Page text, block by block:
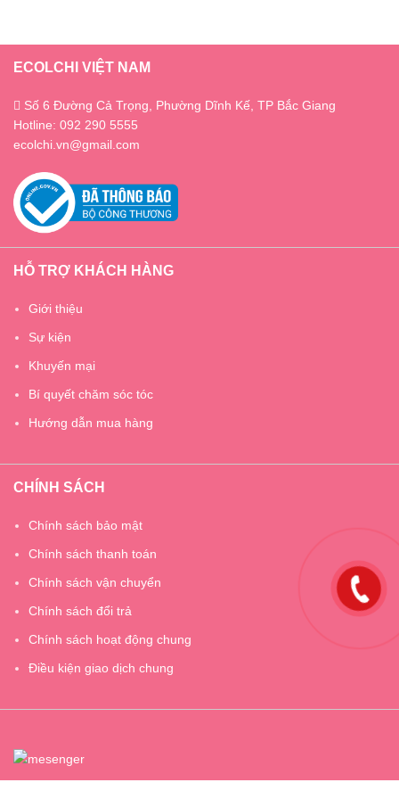
ECOLCHI VIỆT NAM
Số 6 Đường Cả Trọng, Phường Dĩnh Kế, TP Bắc Giang
Hotline: 092 290 5555
ecolchi.vn@gmail.com
HỖ TRỢ KHÁCH HÀNG
Giới thiệu
Sự kiện
Khuyến mại
Bí quyết chăm sóc tóc
Hướng dẫn mua hàng
CHÍNH SÁCH
Chính sách bảo mật
Chính sách thanh toán
Chính sách vận chuyển
Chính sách đổi trả
Chính sách hoạt động chung
Điều kiện giao dịch chung